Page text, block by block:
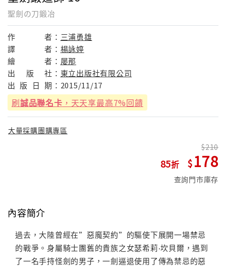
聖劍の刀鍛冶
作 者： 三浦勇雄
譯
者： 楊詠婷
繪
者： 屡那
出
版 社： 東立出版社有限公司
出 版 日 期： 2015/11/17
刷誠品聯名卡 ，天天享最高7%回饋
大量採購團購專區
85
210
178
查詢門市庫存
內容簡介
過去，大陸曾經在”惡魔契約”的驅使下展開一場禁忌
的戰爭。身屬騎士團舊的貴族之女瑟希莉‧坎貝爾，遇到
了一名手持怪劍的男子，一劍逼退使用了傳為禁忌的惡